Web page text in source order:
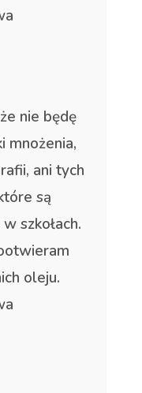
nie będę
mnożenia,
ani tych
są
szkołach.
oleju.